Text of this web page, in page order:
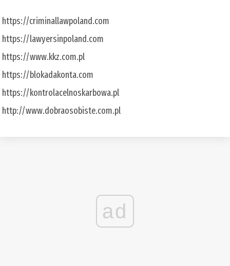
https://criminallawpoland.com
https://lawyersinpoland.com
https://www.kkz.com.pl
https://blokadakonta.com
https://kontrolacelnoskarbowa.pl
http://www.dobraosobiste.com.pl
ad